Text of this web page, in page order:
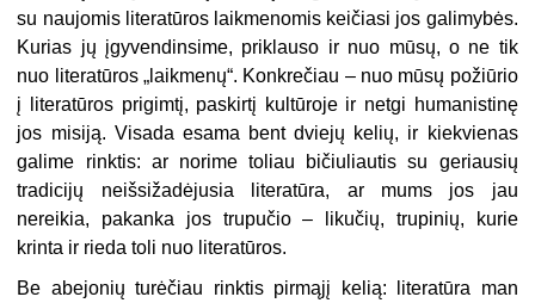
su naujomis literatūros laikmenomis keičiasi jos galimybės.
Kurias jų įgyvendinsime, priklauso ir nuo mūsų, o ne tik
nuo literatūros „laikmenų“. Konkrečiau – nuo mūsų požiūrio
į literatūros prigimtį, paskirtį kultūroje ir netgi humanistinę
jos misiją. Visada esama bent dviejų kelių, ir kiekvienas
galime rinktis: ar norime toliau bičiuliautis su geriausių
tradicijų neišsižadėjusia literatūra, ar mums jos jau
nereikia, pakanka jos trupučio – likučių, trupinių, kurie
krinta ir rieda toli nuo literatūros.
Be abejonių turėčiau rinktis pirmąjį kelią: literatūra man